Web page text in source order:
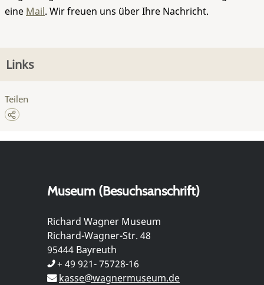
eine Mail. Wir freuen uns über Ihre Nachricht.
Links
Teilen
Museum (Besuchsanschrift)
Richard Wagner Museum
Richard-Wagner-Str. 48
95444 Bayreuth
+ 49 921- 75728-16
kasse@wagnermuseum.de